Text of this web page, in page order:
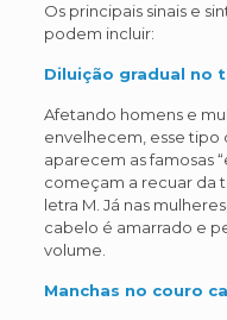
Os principais sinais e
podem incluir:
Diluição gradual no
Afetando homens e
envelhecem, esse tipo
aparecem as famosas
começam a recuar da
letra M. Já nas
cabelo é amarrado e
volume.
Manchas no couro